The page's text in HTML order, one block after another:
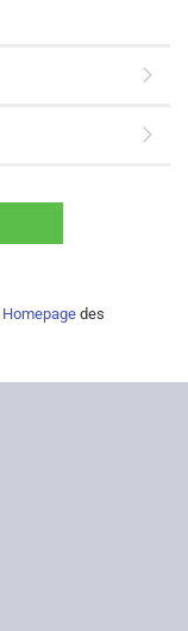
Homepage des